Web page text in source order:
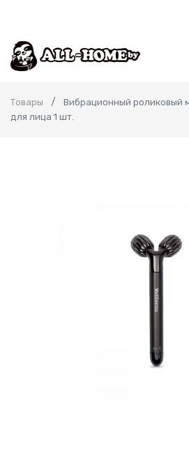
Товары
Вибрационный роликовый
для лица 1 шт.